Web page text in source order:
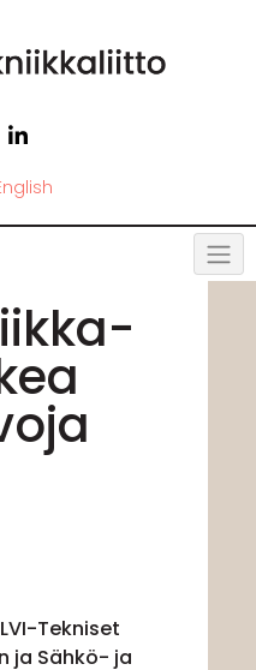
Tekniset
ja Sähkö- ja